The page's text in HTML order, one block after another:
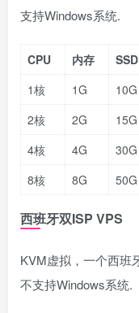
支持Windows系统.
CPU 内存 SSD
1核
1G 10G
2核
2G 15G
4核
4G 30G
8核
8G 50G
西班牙双ISP VPS
KVM虚拟，一个西班
不支持Windows系统.